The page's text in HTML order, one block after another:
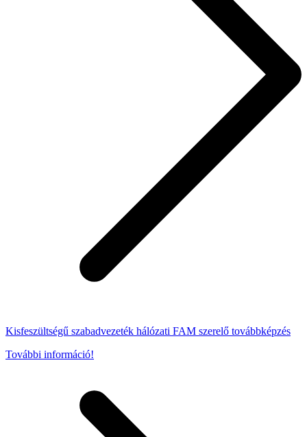
Kisfeszültségű szabadvezeték hálózati FAM szerelő továbbképzés
További információ!